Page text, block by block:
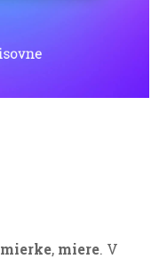
mierke, miere. V